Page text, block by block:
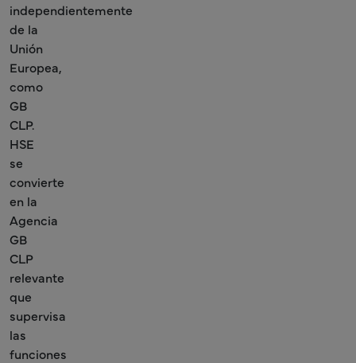
independientemente
de la
Unión
Europea,
como
GB
CLP.
HSE
se
convierte
en la
Agencia
GB
CLP
relevante
que
supervisa
las
funciones